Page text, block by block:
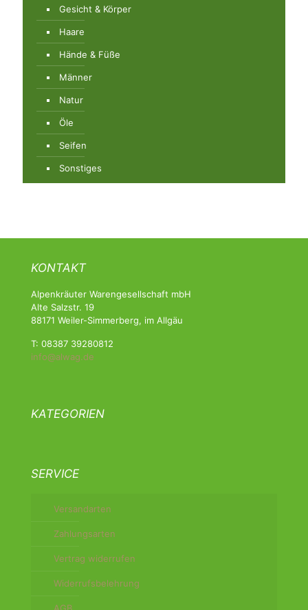
Gesicht & Körper
Haare
Hände & Füße
Männer
Natur
Öle
Seifen
Sonstiges
KONTAKT
Alpenkräuter Warengesellschaft mbH
Alte Salzstr. 19
88171 Weiler-Simmerberg, im Allgäu
T: 08387 39280812
info@alwag.de
KATEGORIEN
SERVICE
Versandarten
Zahlungsarten
Vertrag widerrufen
Widerrufsbelehrung